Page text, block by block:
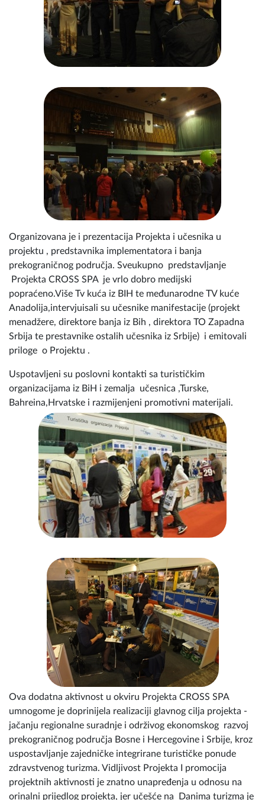
Organizovana je i prezentacija Projekta i učesnika u
projektu , predstavnika implementatora i banja
prekograničnog područja. Sveukupno predstavljanje
Projekta CROSS SPA je vrlo dobro medijski
popraćeno.Više Tv kuća iz BIH te međunarodne TV kuće
Anadolija,intervjuisali su učesnike manifestacije (projekt
menadžere, direktore banja iz Bih , direktora TO Zapadna
Srbija te prestavnike ostalih učesnika iz Srbije) i emitovali
priloge o Projektu .
Uspotavljeni su poslovni kontakti sa turističkim
organizacijama iz BiH i zemalja učesnica ,Turske,
Bahreina,Hrvatske i razmijenjeni promotivni materijali.
Ova dodatna aktivnost u okviru Projekta CROSS SPA
umnogome je doprinijela realizaciji glavnog cilja projekta -
jačanju regionalne suradnje i održivog ekonomskog razvoj
prekograničnog područja Bosne i Hercegovine i Srbije, kroz
uspostavljanje zajedničke integrirane turističke ponude
zdravstvenog turizma. Vidljivost Projekta I promocija
projektnih aktivnosti je znatno unapređenja u odnosu na
orinalni prijedlog projekta, jer učešće na Danima turizma je